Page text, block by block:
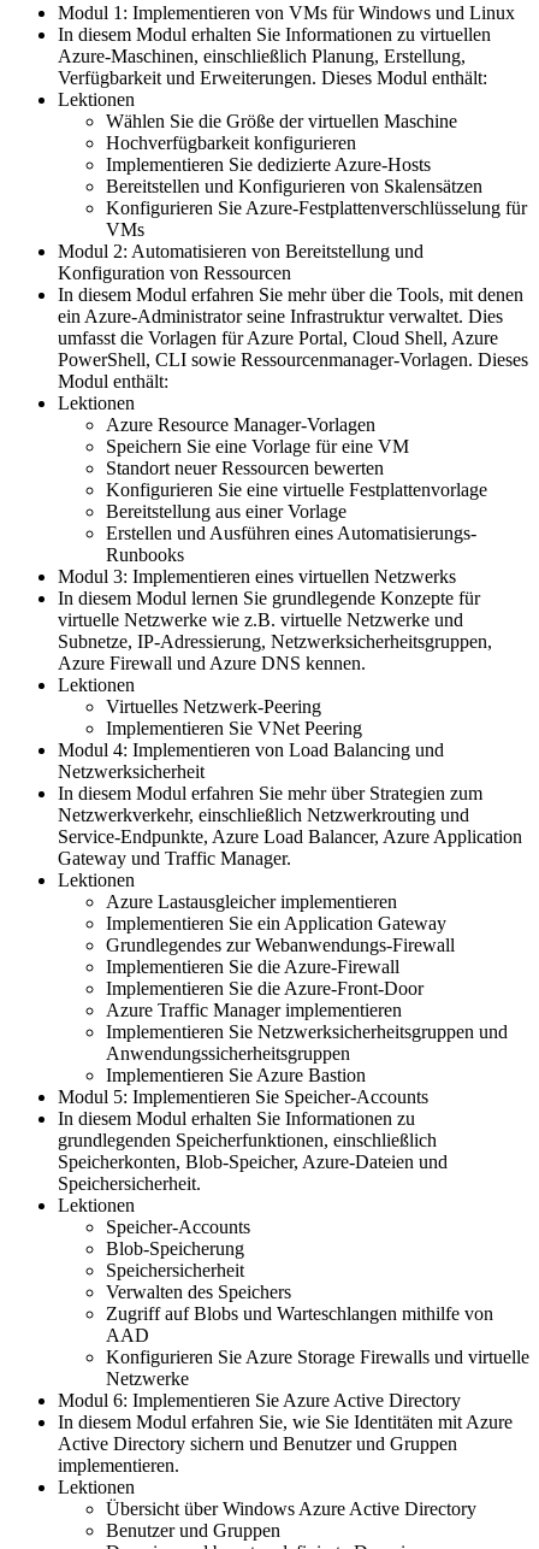
Modul 1: Implementieren von VMs für Windows und Linux
In diesem Modul erhalten Sie Informationen zu virtuellen
Azure-Maschinen, einschließlich Planung, Erstellung,
Verfügbarkeit und Erweiterungen. Dieses Modul enthält:
Lektionen
Wählen Sie die Größe der virtuellen Maschine
Hochverfügbarkeit konfigurieren
Implementieren Sie dedizierte Azure-Hosts
Bereitstellen und Konfigurieren von Skalensätzen
Konfigurieren Sie Azure-Festplattenverschlüsselung für
VMs
Modul 2: Automatisieren von Bereitstellung und
Konfiguration von Ressourcen
In diesem Modul erfahren Sie mehr über die Tools, mit denen
ein Azure-Administrator seine Infrastruktur verwaltet. Dies
umfasst die Vorlagen für Azure Portal, Cloud Shell, Azure
PowerShell, CLI sowie Ressourcenmanager-Vorlagen. Dieses
Modul enthält:
Lektionen
Azure Resource Manager-Vorlagen
Speichern Sie eine Vorlage für eine VM
Standort neuer Ressourcen bewerten
Konfigurieren Sie eine virtuelle Festplattenvorlage
Bereitstellung aus einer Vorlage
Erstellen und Ausführen eines Automatisierungs-
Runbooks
Modul 3: Implementieren eines virtuellen Netzwerks
In diesem Modul lernen Sie grundlegende Konzepte für
virtuelle Netzwerke wie z.B. virtuelle Netzwerke und
Subnetze, IP-Adressierung, Netzwerksicherheitsgruppen,
Azure Firewall und Azure DNS kennen.
Lektionen
Virtuelles Netzwerk-Peering
Implementieren Sie VNet Peering
Modul 4: Implementieren von Load Balancing und
Netzwerksicherheit
In diesem Modul erfahren Sie mehr über Strategien zum
Netzwerkverkehr, einschließlich Netzwerkrouting und
Service-Endpunkte, Azure Load Balancer, Azure Application
Gateway und Traffic Manager.
Lektionen
Azure Lastausgleicher implementieren
Implementieren Sie ein Application Gateway
Grundlegendes zur Webanwendungs-Firewall
Implementieren Sie die Azure-Firewall
Implementieren Sie die Azure-Front-Door
Azure Traffic Manager implementieren
Implementieren Sie Netzwerksicherheitsgruppen und
Anwendungssicherheitsgruppen
Implementieren Sie Azure Bastion
Modul 5: Implementieren Sie Speicher-Accounts
In diesem Modul erhalten Sie Informationen zu
grundlegenden Speicherfunktionen, einschließlich
Speicherkonten, Blob-Speicher, Azure-Dateien und
Speichersicherheit.
Lektionen
Speicher-Accounts
Blob-Speicherung
Speichersicherheit
Verwalten des Speichers
Zugriff auf Blobs und Warteschlangen mithilfe von
AAD
Konfigurieren Sie Azure Storage Firewalls und virtuelle
Netzwerke
Modul 6: Implementieren Sie Azure Active Directory
In diesem Modul erfahren Sie, wie Sie Identitäten mit Azure
Active Directory sichern und Benutzer und Gruppen
implementieren.
Lektionen
Übersicht über Windows Azure Active Directory
Benutzer und Gruppen